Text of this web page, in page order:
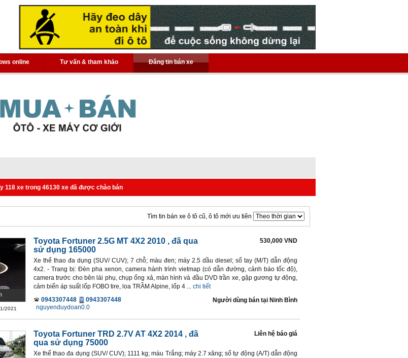
online Tư vấn & tham khảo Đăng tin bán xe
118 xe trong 46130 xe đã được chào bán
Tìm tin bán xe ô tô cũ, ô tô mới ưu tiên
2021
Toyota Fortuner 2.5G MT 4X2 2010 , đã qua
sử dụng 165000
530,000 VND
Xe thể thao đa dụng (SUV/ CUV); 7 chỗ; màu đen; máy 2.5 dầu diesel; số tay (M/T) dẫn động
4x2. - Trang bị: Đèn pha xenon, camera hành trình vietmap (có dẫn đường, cảnh báo tốc độ),
camera trước cho bên lái phụ, chụp ống xả, màn hình và đầu DVD trần xe, gập gương tự động,
cảm biến áp suất lốp FOBO tire, loa TRẦM Alpine, lốp 4 ... chi tiết
0943307448
0943307448
nguyenduydoan0.0
Người dùng bán tại Ninh Bình
Toyota Fortuner TRD 2.7V AT 4X2 2014 , đã
qua sử dụng 75000
Liên hệ báo giá
Xe thể thao đa dụng (SUV/ CUV); 1111 kg; màu Trắng; máy 2.7 xăng; số tự động (A/T) dẫn động